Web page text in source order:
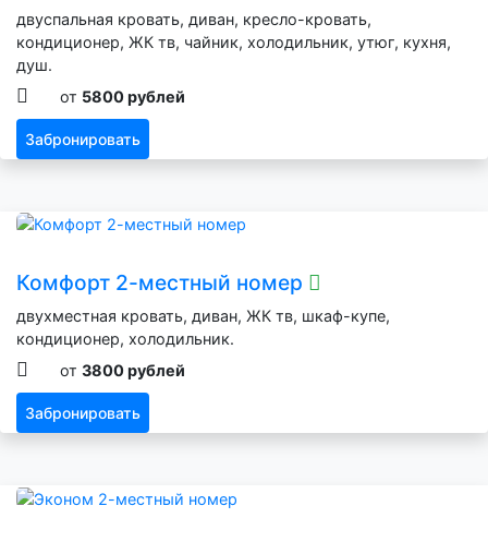
двуспальная кровать, диван, кресло-кровать,
кондиционер, ЖК тв, чайник, холодильник, утюг, кухня,
душ.
от 5800 рублей
Забронировать
Комфорт 2-местный номер
двухместная кровать, диван, ЖК тв, шкаф-купе,
кондиционер, холодильник.
от 3800 рублей
Забронировать